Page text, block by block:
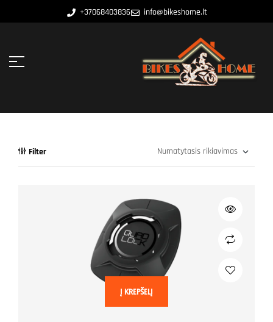
+37068403836 info@bikeshome.lt
Filter
Į KREPŠELĮ